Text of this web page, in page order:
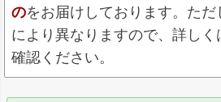
のをお届けしております。た
により異なりますので、詳し
確認ください。